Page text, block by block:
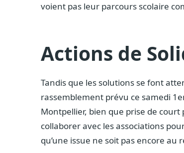
voient pas leur parcours scolaire
Actions de
Tandis que les solutions se font
rassemblement prévu ce samedi
Montpellier, bien que prise de
collaborer avec les associations
qu’une issue ne soit pas encore au